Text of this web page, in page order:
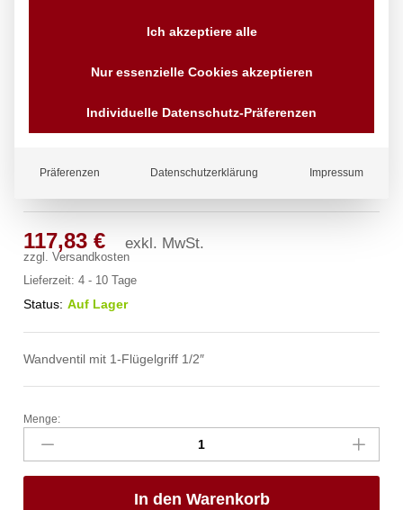
clamix Wandventil 1/2″
117,83€ exkl. MwSt.
zzgl.Versandkosten
Lieferzeit:4 - 10 Tage
Status: Auf Lager
Wandventil mit 1-Flügelgriff 1/2″
clamix
Wandventil
1/2"
Anzahl
Menge:
In den Warenkorb
Ich akzeptiere alle
Nur essenzielle Cookies akzeptieren
Individuelle Datenschutz-Präferenzen
Präferenzen Datenschutzerklärung Impressum